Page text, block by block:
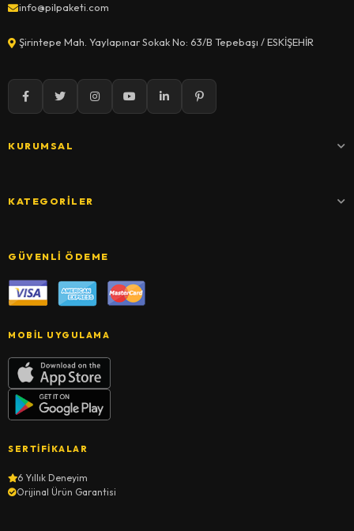
info@pilpaketi.com
Şirintepe Mah. Yaylapınar Sokak No: 63/B Tepebaşı / ESKİŞEHİR
KURUMSAL
KATEGORILER
GÜVENLI ÖDEME
MOBIL UYGULAMA
SERTIFIKALAR
6 Yıllık Deneyim
Orijinal Ürün Garantisi